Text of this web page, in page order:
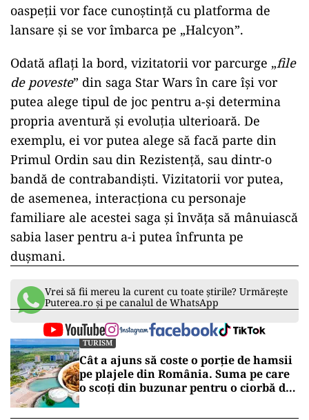
oaspeţii vor face cunoştinţă cu platforma de
lansare şi se vor îmbarca pe „Halcyon”.
Odată aflaţi la bord, vizitatorii vor parcurge „file
de poveste” din saga Star Wars în care îşi vor
putea alege tipul de joc pentru a-şi determina
propria aventură şi evoluţia ulterioară. De
exemplu, ei vor putea alege să facă parte din
Primul Ordin sau din Rezistenţă, sau dintr-o
bandă de contrabandişti. Vizitatorii vor putea,
de asemenea, interacţiona cu personaje
familiare ale acestei saga şi învăţa să mânuiască
sabia laser pentru a-i putea înfrunta pe
duşmani.
Vrei să fii mereu la curent cu toate știrile? Urmărește
Puterea.ro și pe canalul de WhatsApp
TURISM
Cât a ajuns să coste o porție de hamsii
pe plajele din România. Suma pe care
o scoți din buzunar pentru o ciorbă de
Nord